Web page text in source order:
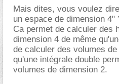
Mais dites, vous voulez
un espace de dimension 4"
Ca permet de calculer des
dimension 4 de même
de calculer des volumes
qu'une intégrale double
volumes de dimension 2.